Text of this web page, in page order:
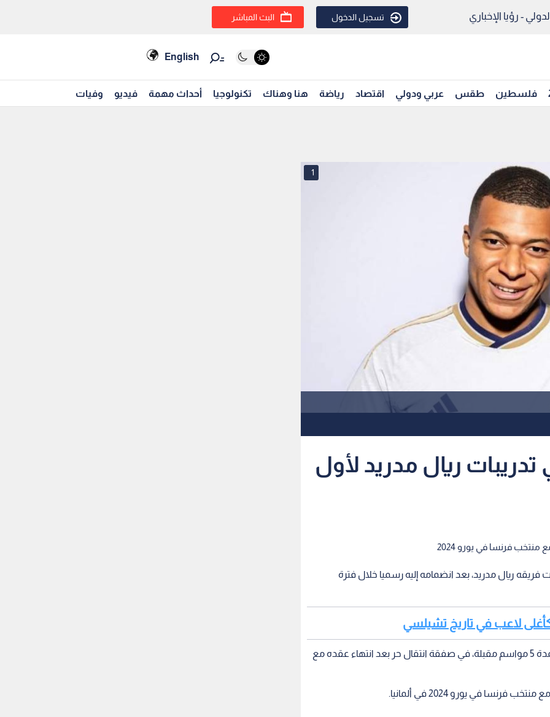
- رؤيا الإخباري تسجيل الدخول البث المباشر
English
فلسطين طقس عربي ودولي اقتصاد رياضة هنا وهناك تكنولوجيا أحداث مهمة فيديو وفيات
1
ريال مدريد لأول
فرنسا في يورو 2024
ريال مدريد، بعد انضمامه إليه رسميا خلال فترة
لاعب في تاريخ تشيلسي
وتعاقد ريال مدريد مع كيليان مبابي على نحو رسمي لمدة 5 مواسم مقبلة، في صفقة انتقال حر بعد انتهاء عقده مع
في يورو 2024 في ألمانيا.